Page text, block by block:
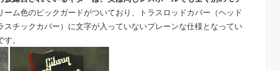
ーム色のピックガードがついており、トラスロッドカバー（ヘッド
スチックカバー）に文字が入っていないプレーンな仕様となってい
。